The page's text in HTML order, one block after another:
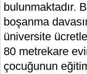
bulunmaktadır.
boşanma
üniversite
80 metrekare
çocuğunun